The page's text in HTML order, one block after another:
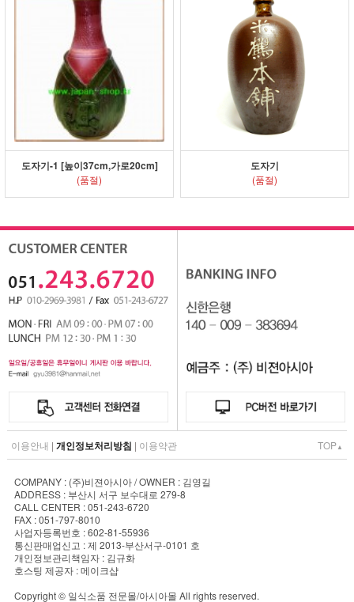
도자기-1 [높이37cm,가로20cm]
(품절)
도자기
(품절)
이용안내 | 개인정보처리방침 | 이용약관 TOP▲
COMPANY : (주)비젼아시아 / OWNER : 김영길
ADDRESS : 부산시 서구 보수대로 279-8
CALL CENTER : 051-243-6720
FAX : 051-797-8010
사업자등록번호 : 602-81-55936
통신판매업신고 : 제 2013-부산서구-0101 호
개인정보관리책임자 : 김규화
호스팅 제공자 : 메이크샵
Copyright © 일식소품 전문몰/아시아몰 All rights reserved.